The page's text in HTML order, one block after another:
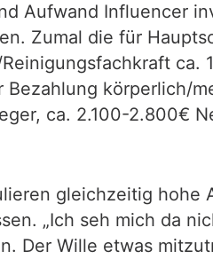
Aufwand Influencer
Zumal die für
Bezahlung körperlich/
ca. 2.100-2.800€
gleichzeitig hohe
„Ich seh mich da
Der Wille etwas